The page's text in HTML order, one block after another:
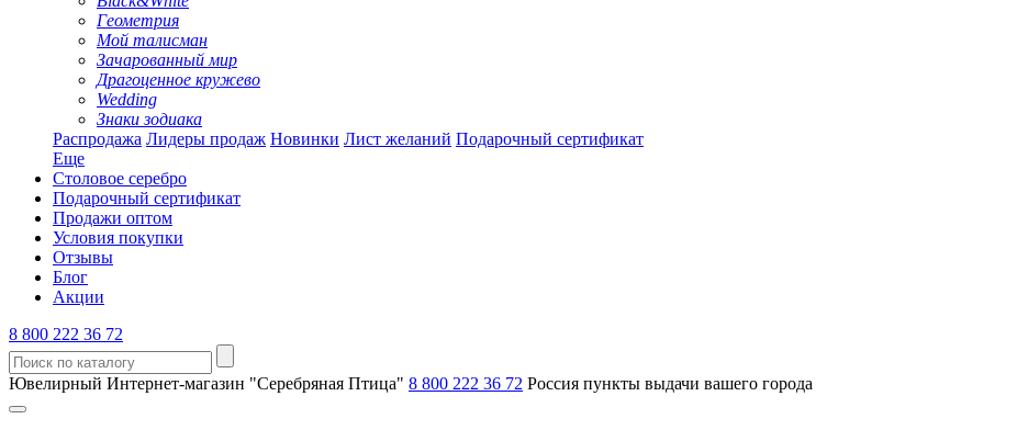
Геометрия
Мой талисман
Зачарованный мир
Драгоценное кружево
Wedding
Знаки зодиака
Распродажа Лидеры продаж Новинки Лист желаний Подарочный сертификат
Еще
Столовое серебро
Подарочный сертификат
Продажи оптом
Условия покупки
Отзывы
Блог
Акции
8 800 222 36 72
Ювелирный Интернет-магазин "Серебряная Птица" 8 800 222 36 72 Россия пункты выдачи вашего города